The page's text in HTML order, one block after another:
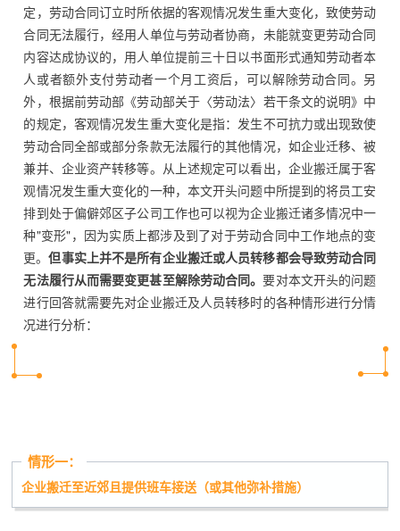
定，劳动合同订立时所依据的客观情况发生重大变化，致使劳动
合同无法履行，经用人单位与劳动者协商，未能就变更劳动合同
内容达成协议的，用人单位提前三十日以书面形式通知劳动者本
人或者额外支付劳动者一个月工资后，可以解除劳动合同。另
外，根据前劳动部《劳动部关于〈劳动法〉若干条文的说明》中
的规定，客观情况发生重大变化是指：发生不可抗力或出现致使
劳动合同全部或部分条款无法履行的其他情况，如企业迁移、被
兼并、企业资产转移等。从上述规定可以看出，企业搬迁属于客
观情况发生重大变化的一种，本文开头问题中所提到的将员工安
排到处于偏僻郊区子公司工作也可以视为企业搬迁诸多情况中一
种"变形"，因为实质上都涉及到了对于劳动合同中工作地点的变
更。但事实上并不是所有企业搬迁或人员转移都会导致劳动合同
无法履行从而需要变更甚至解除劳动合同。要对本文开头的问题
进行回答就需要先对企业搬迁及人员转移时的各种情形进行分情
况进行分析：
情形一：
企业搬迁至近郊且提供班车接送（或其他弥补措施）